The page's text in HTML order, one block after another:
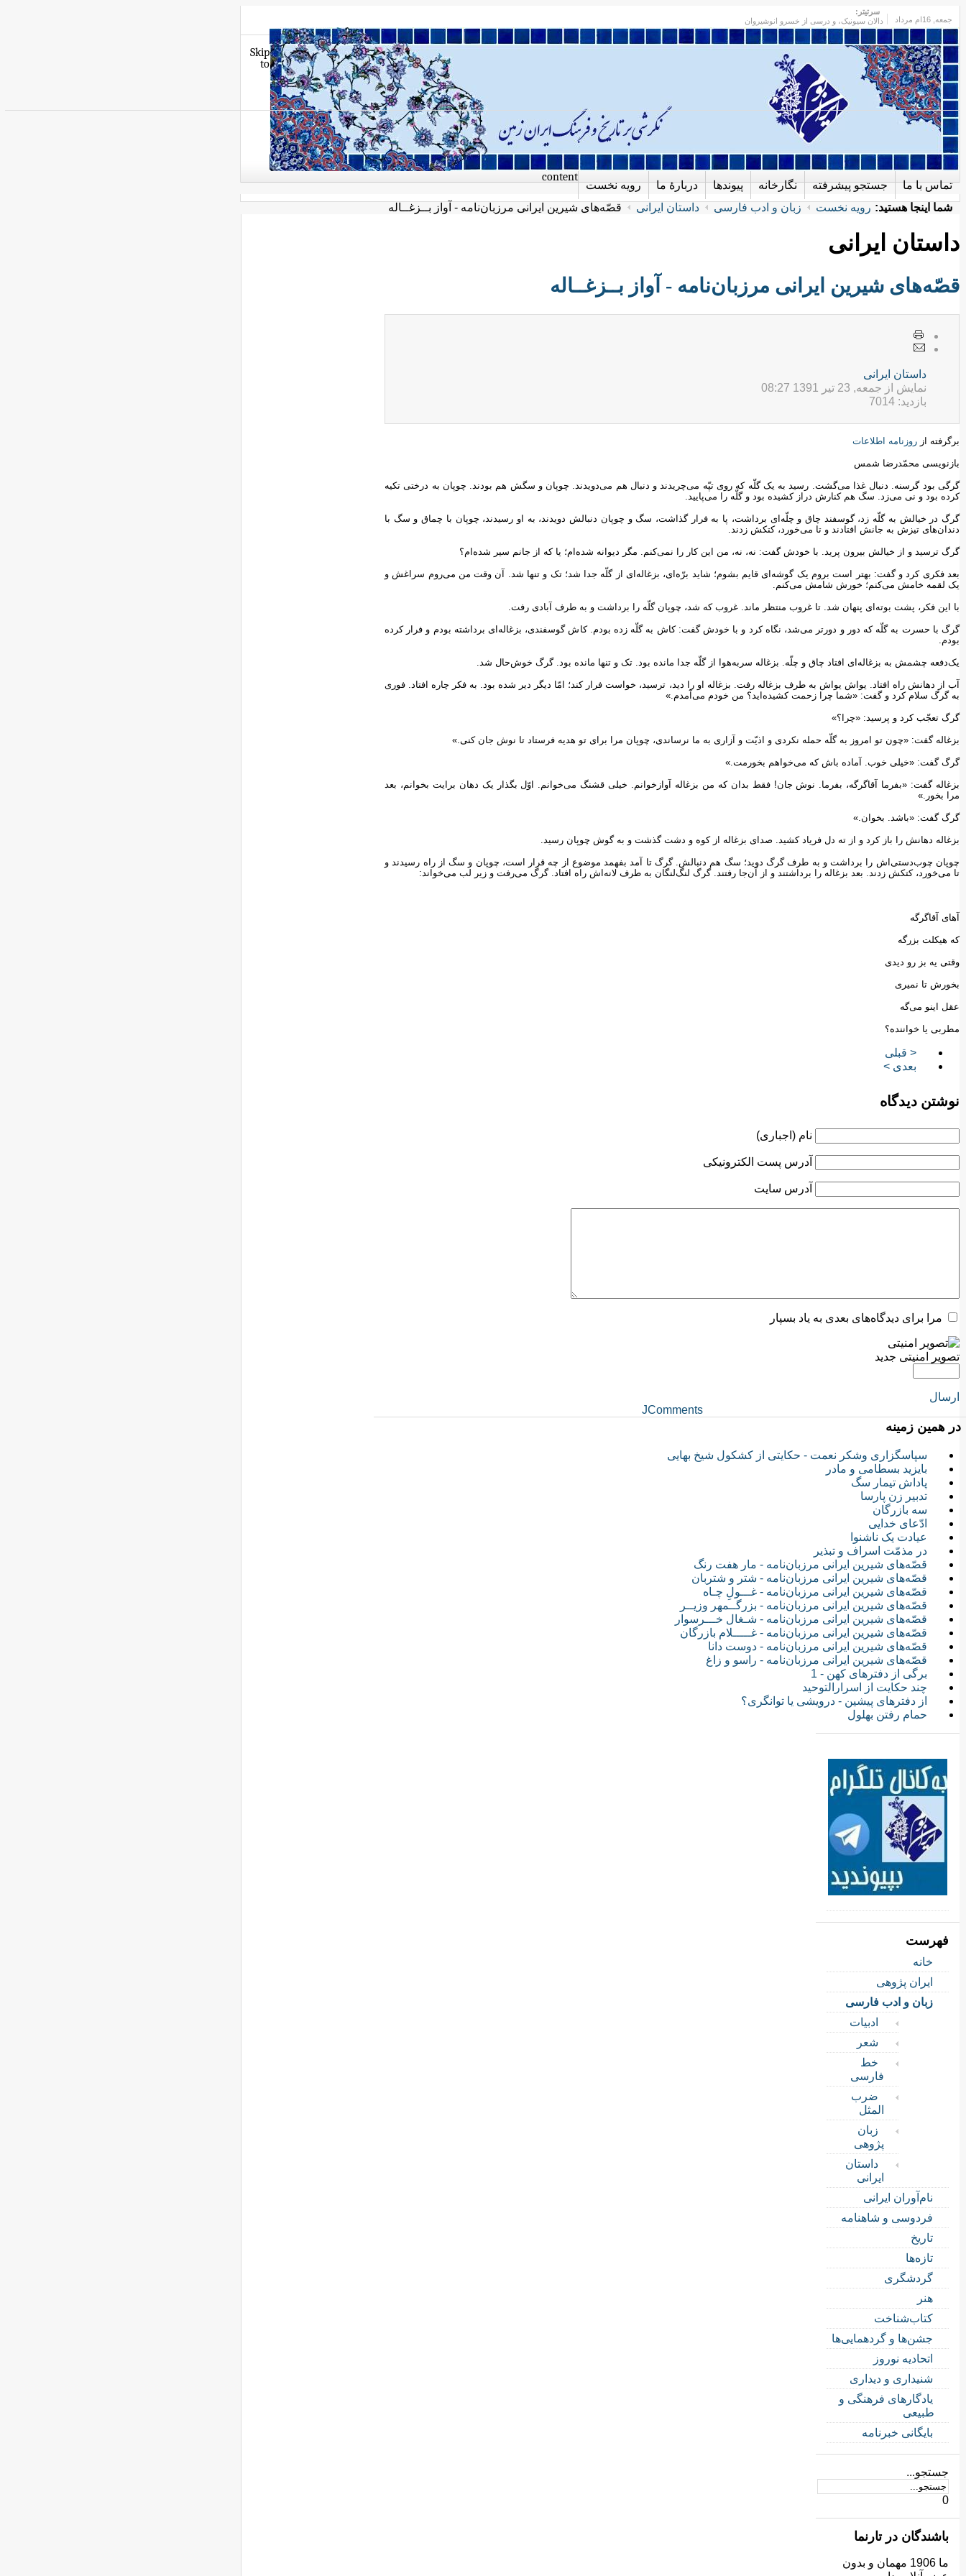
جمعه
سرتیتر:
دالان سیونیک، و درسی از خسرو انوشیروان
رویه نخست دربارهٔ ما پیوندها نگارخانه جستجو پیشرفته تماس با ما
Skip
to
content
شما اینجا هستید: رویه نخست زبان و ادب فارسی داستان ایرانی قصّه‌های شیرین ایرانی مرزبان‌نامه - آواز بــزغــاله
داستان ایرانی
قصّه‌های شیرین ایرانی مرزبان‌نامه - آواز بــزغــاله
داستان ایرانی
نمایش از جمعه, 23 تیر 1391 08:27
بازدید: 7014
برگرفته از روزنامه اطلاعات
بازنویسی محمّدرضا شمس
گرگی بود گرسنه. دنبال غذا می‌گشت. رسید به یک گلّه که روی تپّه می‌چریدند و دنبال هم می‌دویدند. چوپان و سگش هم بودند. چوپان به درختی تکیه
کرده بود و نی می‌زد. سگ هم کنارش دراز کشیده بود و گلّه را می‌پایید.
گرگ در خیالش به گلّه زد، گوسفند چاق و چلّه‌ای برداشت، پا به فرار گذاشت، سگ و چوپان دنبالش دویدند، به او رسیدند، چوپان با چماق و سگ با
دندان‌های تیزش به جانش افتادند و تا می‌خورد، کتکش زدند.
گرگ ترسید و از خیالش بیرون پرید. با خودش گفت: نه، نه، من این کار را نمی‌کنم. مگر دیوانه شده‌ام؛ یا که از جانم سیر شده‌ام؟
بعد فکری کرد و گفت: بهتر است بروم یک گوشه‌ای قایم بشوم؛ شاید برّه‌ای، بزغاله‌ای از گلّه جدا شد؛ تک و تنها شد. آن وقت من می‌روم سراغش و
یک لقمه خامش می‌کنم؛ خورش شامش می‌کنم.
با این فکر، پشت بوته‌ای پنهان شد. تا غروب منتظر ماند. غروب که شد، چوپان گلّه را برداشت و به طرف آبادی رفت.
گرگ با حسرت به گلّه که دور و دورتر می‌شد، نگاه کرد و با خودش گفت: کاش به گلّه زده بودم. کاش گوسفندی، بزغاله‌ای برداشته بودم و فرار کرده
بودم.
یک‌دفعه چشمش به بزغاله‌ای افتاد چاق و چلّه. بزغاله سربه‌هوا از گلّه جدا مانده بود. تک و تنها مانده بود. گرگ خوش‌حال شد.
آب از دهانش راه افتاد. یواش یواش به طرف بزغاله رفت. بزغاله او را دید، ترسید، خواست فرار کند؛ امّا دیگر دیر شده بود. به فکر چاره افتاد. فوری
به گرگ سلام کرد و گفت: «شما چرا زحمت کشیده‌اید؟ من خودم می‌آمدم.»
گرگ تعجّب کرد و پرسید: «چرا؟»
بزغاله گفت: «چون تو امروز به گلّه حمله نکردی و اذیّت و آزاری به ما نرساندی، چوپان مرا برای تو هدیه فرستاد تا نوش جان کنی.»
گرگ گفت: «خیلی خوب. آماده باش که می‌خواهم بخورمت.»
بزغاله گفت: «بفرما آقاگرگه، بفرما. نوش جان! فقط بدان که من بزغاله آواز‌خوانم. خیلی قشنگ می‌خوانم. اوّل بگذار یک دهان برایت بخوانم، بعد
مرا بخور.»
گرگ گفت: «باشد. بخوان.»
بزغاله دهانش را باز کرد و از ته دل فریاد کشید. صدای بزغاله از کوه و دشت گذشت و به گوش چوپان رسید.
چوپان چوب‌دستی‌اش را برداشت و به طرف گرگ دوید؛ سگ هم دنبالش. گرگ تا آمد بفهمد موضوع از چه قرار است، چوپان و سگ از راه رسیدند و
تا می‌خورد، کتکش زدند. بعد بزغاله را برداشتند و از آن‌جا رفتند. گرگ لنگ‌لنگان به طرف لانه‌اش راه افتاد. گرگ می‌رفت و زیر لب می‌خواند:
آهای آقاگرگه
که هیکلت بزرگه
وقتی یه بز رو دیدی
بخورش تا نمیری
عقل اینو می‌گه
مطربی یا خواننده؟
< قبلی
بعدی >
نوشتن دیدگاه
نام (اجباری)
آدرس پست الکترونیکی
آدرس سایت
مرا برای دیدگاه‌های بعدی به یاد بسپار
تصویر امنیتی جدید
ارسال
JComments
در همین زمینه
سپاسگزاری وشکر نعمت - حکایتی از کشکول شیخ بهایی
بایزید بسطامی و مادر
پاداش تیمار سگ
تدبیر زن پارسا
سه بازرگان
ادّعای خدایی
عیادت یک ناشنوا
در مذمّت اسراف و تبذیر
قصّه‌های شیرین ایرانی مرزبان‌نامه - مار هفت رنگ
قصّه‌های شیرین ایرانی مرزبان‌نامه - شتر و شتربان
قصّه‌های شیرین ایرانی مرزبان‌نامه - غـــولِ چـاه
قصّه‌های شیرین ایرانی مرزبان‌نامه - بزرگــمهر وزیــر
قصّه‌های شیرین ایرانی مرزبان‌نامه - شـغال خـــرسوار
قصّه‌های شیرین ایرانی مرزبان‌نامه - غـــــلام بازرگان
قصّه‌های شیرین ایرانی مرزبان‌نامه - دوست دانا
قصّه‌های شیرین ایرانی مرزبان‌نامه - راسو و زاغ
برگی از دفترهای کهن - 1
چند حکایت از اسرارالتوحید
از دفترهای پیشین - درویشی یا توانگری؟
حمام رفتن بهلول
فهرست
خانه
ایران پژوهی
زبان و ادب فارسی
ادبیات
شعر
خط
فارسی
ضرب
المثل
زبان
پژوهی
داستان
ایرانی
نام‌آوران ایرانی
فردوسی و شاهنامه
تاریخ
تازه‌ها
گردشگری
هنر
کتاب‌شناخت
جشن‌ها و گردهمایی‌ها
اتحادیه نوروز
شنیداری و دیداری
یادگارهای فرهنگی و
طبیعی
بایگانی خبرنامه
جستجو...
0
باشندگان در تارنما
ما 1906 مهمان و بدون